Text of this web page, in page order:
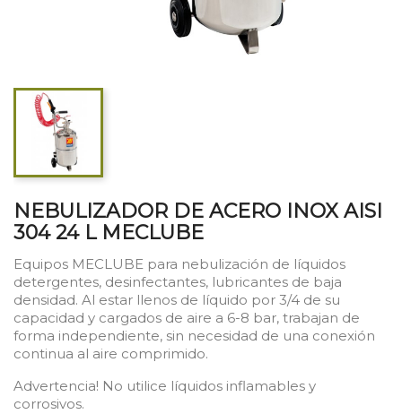
NEBULIZADOR DE ACERO INOX AISI
304 24 L MECLUBE
Equipos MECLUBE para nebulización de líquidos
detergentes, desinfectantes, lubricantes de baja
densidad. Al estar llenos de líquido por 3/4 de su
capacidad y cargados de aire a 6-8 bar, trabajan de
forma independiente, sin necesidad de una conexión
continua al aire comprimido.
Advertencia! No utilice líquidos inflamables y
corrosivos.